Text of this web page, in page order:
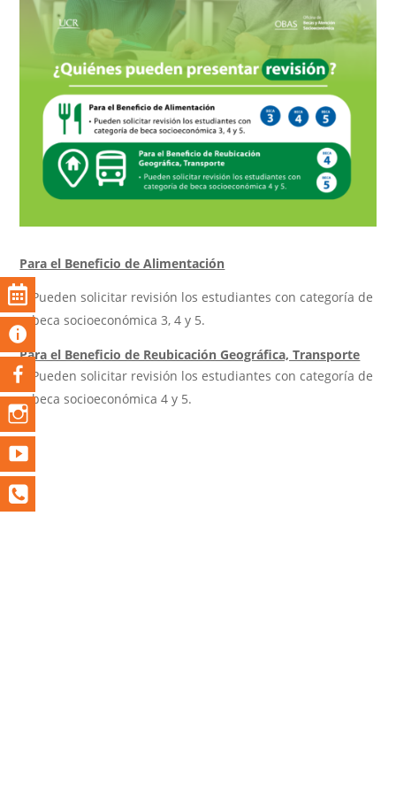
Para el Beneficio de Alimentación
Pueden solicitar revisión los estudiantes con categoría de
beca socioeconómica 3, 4 y 5.
Para el Beneficio de Reubicación Geográfica, Transporte
Pueden solicitar revisión los estudiantes con categoría de
beca socioeconómica 4 y 5.